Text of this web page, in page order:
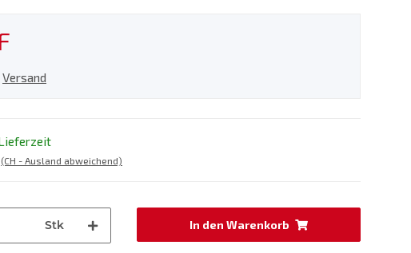
Versand
(CH - Ausland abweichend)
Stk In den Warenkorb